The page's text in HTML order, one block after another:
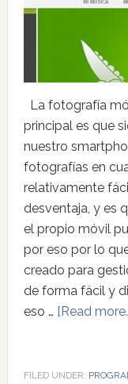
La fotografía
principal es que
nuestro
fotografías en
relativamente
desventaja, y es
el propio móvil
por eso por lo
creado para
de forma fácil y
eso … [Read
FILED UNDER: